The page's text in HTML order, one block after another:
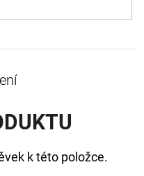
k této položce.